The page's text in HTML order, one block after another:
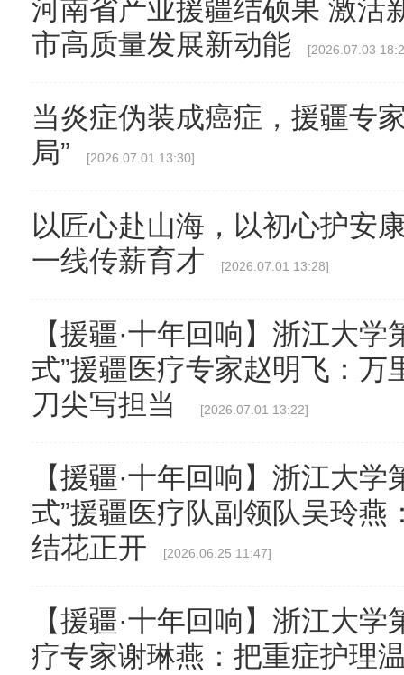
河南省产业援疆结硕果 激活
市高质量发展新动能
[2026.07.03
当炎症伪装成癌症，援疆专
局”
[2026.07.01 13:30]
以匠心赴山海，以初心护安
一线传薪育才
[2026.07.01 13:28]
【援疆·十年回响】浙江大
式”援疆医疗专家赵明飞：万
刀尖写担当
[2026.07.01 13:22]
【援疆·十年回响】浙江大
式”援疆医疗队副领队吴玲燕
结花正开
[2026.06.25 11:47]
【援疆·十年回响】浙江大学
疗专家谢琳燕：把重症护理